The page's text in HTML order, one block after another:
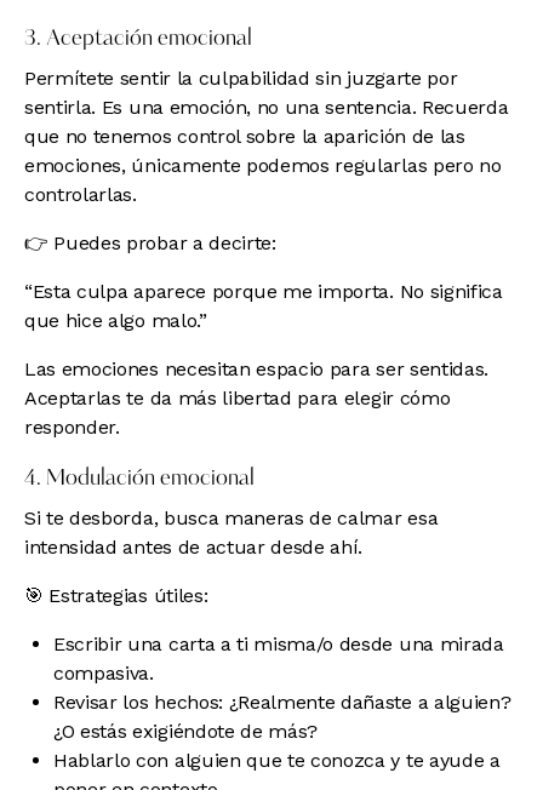
3. Aceptación emocional
Permítete sentir la culpabilidad sin juzgarte por
sentirla. Es una emoción, no una sentencia. Recuerda
que no tenemos control sobre la aparición de las
emociones, únicamente podemos regularlas pero no
controlarlas.
👉 Puedes probar a decirte:
“Esta culpa aparece porque me importa. No significa
que hice algo malo.”
Las emociones necesitan espacio para ser sentidas.
Aceptarlas te da más libertad para elegir cómo
responder.
4. Modulación emocional
Si te desborda, busca maneras de calmar esa
intensidad antes de actuar desde ahí.
🎯 Estrategias útiles:
Escribir una carta a ti misma/o desde una mirada
compasiva.
Revisar los hechos: ¿Realmente dañaste a alguien?
¿O estás exigiéndote de más?
Hablarlo con alguien que te conozca y te ayude a